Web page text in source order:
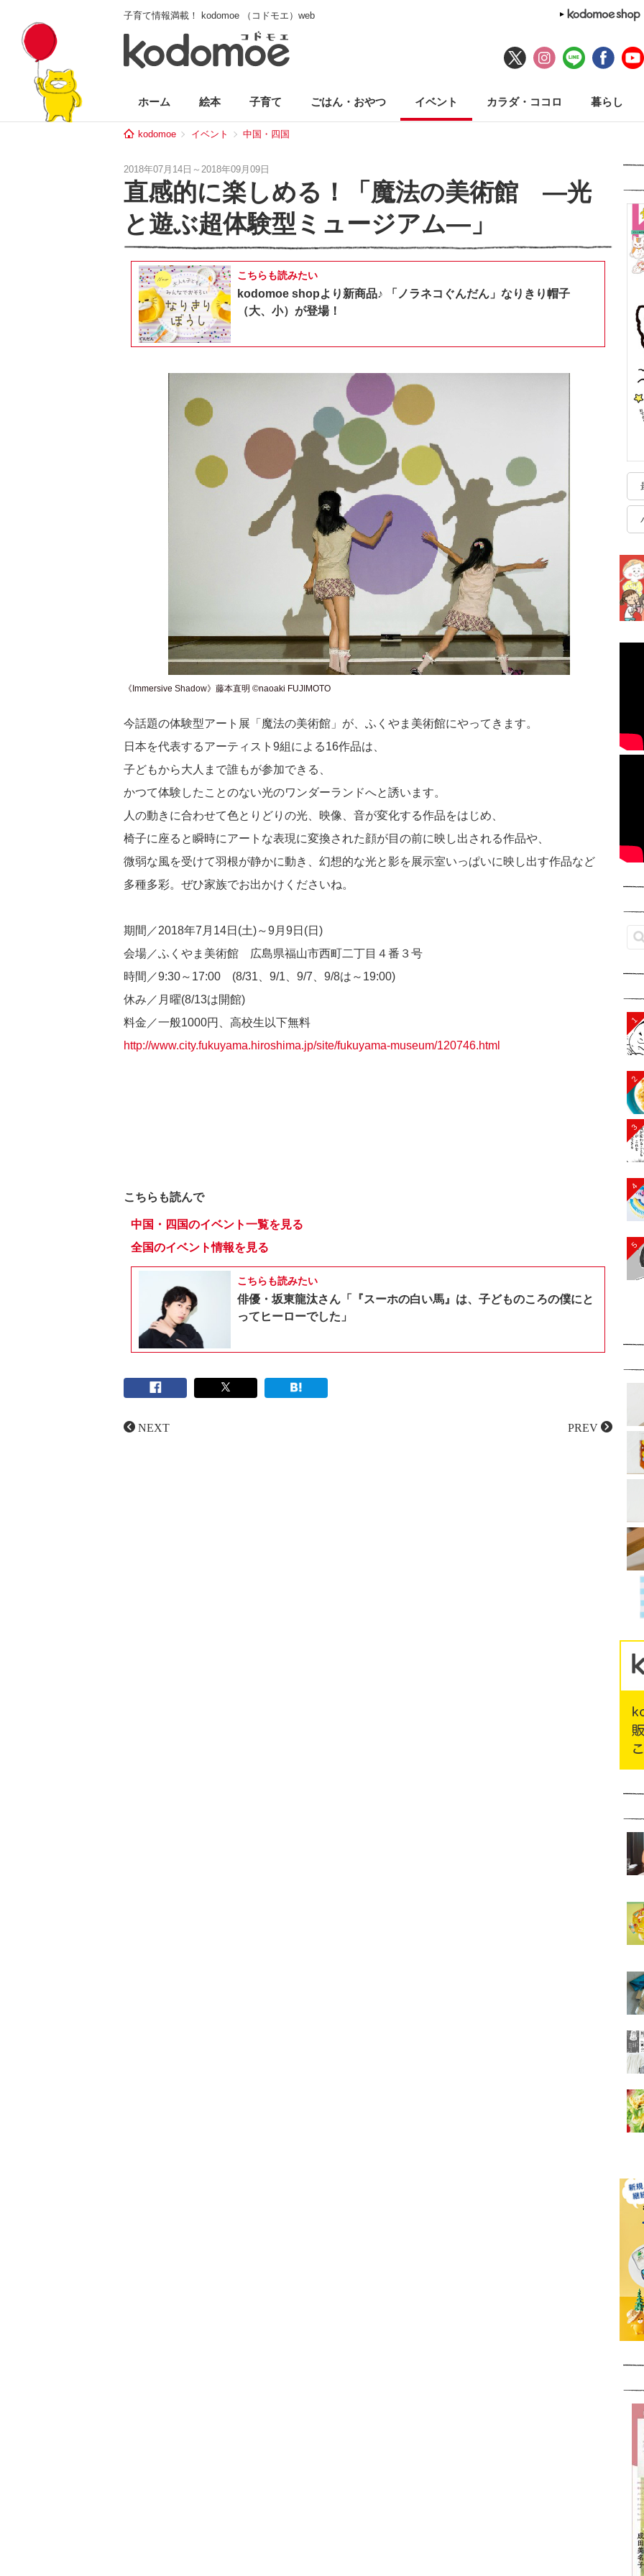
子育て情報満載！ kodomoe （コドモエ）web
ホーム 絵本 子育て ごはん・おやつ イベント カラダ・ココロ 暮らし
kodomoe イベント 中国・四国
2018年07月14日～2018年09月09日
直感的に楽しめる！「魔法の美術館 ―光
と遊ぶ超体験型ミュージアム―」
こちらも読みたい
kodomoe shopより新商品♪ 「ノラネコぐんだん」なりきり帽子
（大、小）が登場！
《Immersive Shadow》藤本直明 ©naoaki FUJIMOTO
今話題の体験型アート展「魔法の美術館」が、ふくやま美術館にやってきます。
日本を代表するアーティスト9組による16作品は、
子どもから大人まで誰もが参加できる、
かつて体験したことのない光のワンダーランドへと誘います。
人の動きに合わせて色とりどりの光、映像、音が変化する作品をはじめ、
椅子に座ると瞬時にアートな表現に変換された顔が目の前に映し出される作品や、
微弱な風を受けて羽根が静かに動き、幻想的な光と影を展示室いっぱいに映し出す作品など
多種多彩。ぜひ家族でお出かけくださいね。
期間／2018年7月14日(土)～9月9日(日)
会場／ふくやま美術館 広島県福山市西町二丁目４番３号
時間／9:30～17:00 (8/31、9/1、9/7、9/8は～19:00)
休み／月曜(8/13は開館)
料金／一般1000円、高校生以下無料
http://www.city.fukuyama.hiroshima.jp/site/fukuyama-museum/120746.html
こちらも読んで
中国・四国のイベント一覧を見る
全国のイベント情報を見る
こちらも読みたい
俳優・坂東龍汰さん「『スーホの白い馬』は、子どものころの僕にと
ってヒーローでした」
NEXT PREV
1
2
3
4
5